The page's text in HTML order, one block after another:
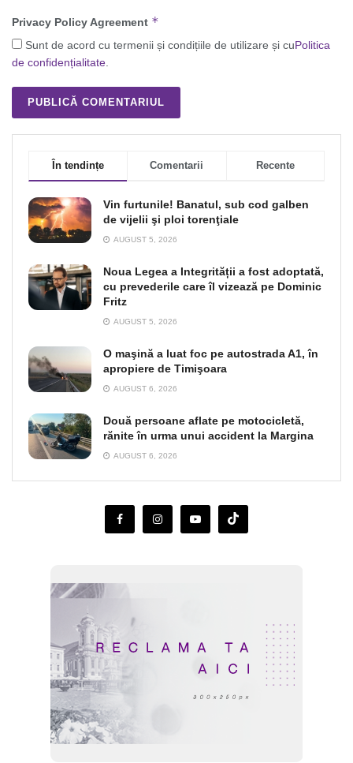
Privacy Policy Agreement *
Sunt de acord cu termenii și condițiile de utilizare și cuPolitica
de confidențialitate.
În tendințe Comentarii Recente
Vin furtunile! Banatul, sub cod galben
de vijelii şi ploi torenţiale
AUGUST 5, 2026
Noua Legea a Integrității a fost adoptată,
cu prevederile care îl vizează pe Dominic
Fritz
AUGUST 5, 2026
O maşină a luat foc pe autostrada A1, în
apropiere de Timişoara
AUGUST 6, 2026
Două persoane aflate pe motocicletă,
rănite în urma unui accident la Margina
AUGUST 6, 2026